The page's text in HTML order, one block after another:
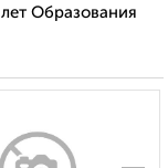
Образования